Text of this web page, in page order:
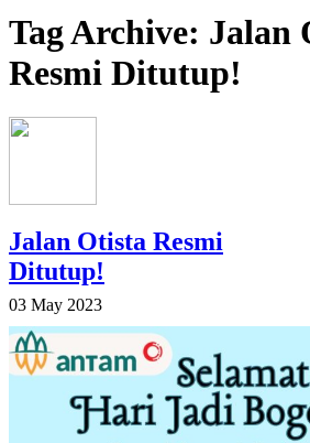
Tag Archive: Jalan
Resmi Ditutup!
Jalan Otista Resmi
Ditutup!
03 May 2023